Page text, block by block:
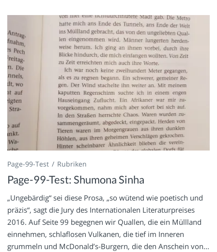
Page-99-Test Rubriken
Page-99-Test: Shumona Sinha
„Ungebärdig“ sei diese Prosa, „so wütend wie poetisch und
präzis“, sagt die Jury des Internationalen Literaturpreises
2016. Auf Seite 99 begegnen wir Quallen, die ein Müllland
einnehmen, schlaflosen Vulkanen, die tief im Inneren
grummeln und McDonald’s-Burgern, die den Anschein von...